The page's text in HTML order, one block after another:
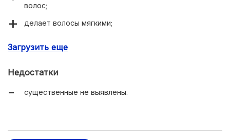
волос;
делает волосы мягкими;
бутылка с дозатором.
Загрузить еще
Недостатки
существенные не выявлены.